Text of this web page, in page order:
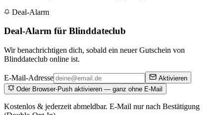
Deal-Alarm
Deal-Alarm für Blinddateclub
Wir benachrichtigen dich, sobald ein neuer Gutschein von
Blinddateclub online ist.
E-Mail-Adresse
Aktivieren
Oder Browser-Push aktivieren — ganz ohne E-Mail
Kostenlos & jederzeit abmeldbar. E-Mail nur nach Bestätigung